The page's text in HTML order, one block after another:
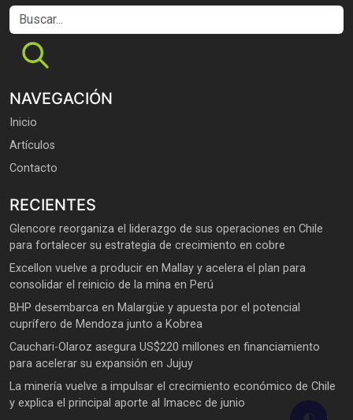
Buscar...
NAVEGACIÓN
Inicio
Artículos
Contacto
RECIENTES
Glencore reorganiza el liderazgo de sus operaciones en Chile
para fortalecer su estrategia de crecimiento en cobre
Excellon vuelve a producir en Mallay y acelera el plan para
consolidar el reinicio de la mina en Perú
BHP desembarca en Malargüe y apuesta por el potencial
cuprífero de Mendoza junto a Kobrea
Cauchari-Olaroz asegura US$220 millones en financiamiento
para acelerar su expansión en Jujuy
La minería vuelve a impulsar el crecimiento económico de Chile
y explica el principal aporte al Imacec de junio